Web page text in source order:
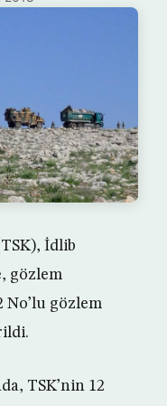
İdlib
gözlem
No’lu gözlem
TSK’nin 12